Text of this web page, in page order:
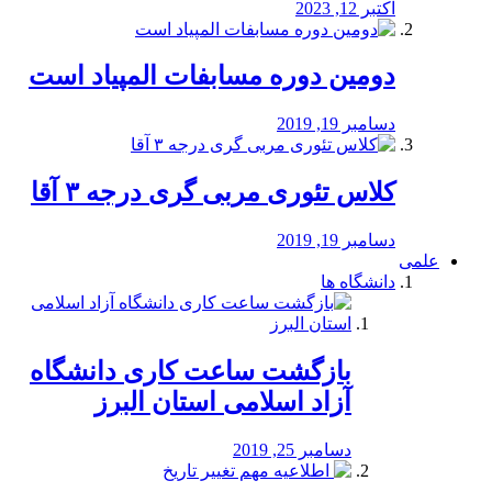
اکتبر 12, 2023
دومین دوره مسابفات المپیاد است
دسامبر 19, 2019
کلاس تئوری مربی گری درجه ۳ آقا
دسامبر 19, 2019
علمی
دانشگاه ها
بازگشت ساعت کاری دانشگاه
آزاد اسلامی استان البرز
دسامبر 25, 2019